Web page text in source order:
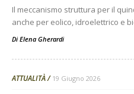
Il meccanismo struttura per il
anche per eolico, idroelettrico e
Di Elena Gherardi
ATTUALITÀ 19 Giugno 2026